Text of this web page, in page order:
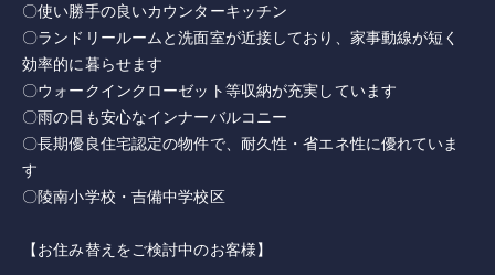
〇使い勝手の良いカウンターキッチン
〇ランドリールームと洗面室が近接しており、家事動線が短く
効率的に暮らせます
〇ウォークインクローゼット等収納が充実しています
〇雨の日も安心なインナーバルコニー
〇長期優良住宅認定の物件で、耐久性・省エネ性に優れていま
す
〇陵南小学校・吉備中学校区
【お住み替えをご検討中のお客様】